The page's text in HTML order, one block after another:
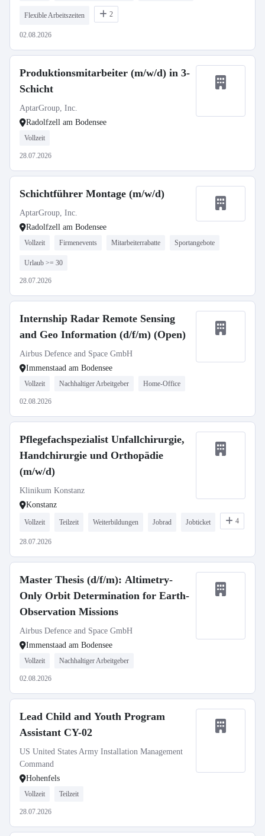
Flexible Arbeitszeiten 2
02.08.2026
Produktionsmitarbeiter (m/w/d) in 3-
Schicht
AptarGroup, Inc.
Radolfzell am Bodensee
Vollzeit
28.07.2026
Schichtführer Montage (m/w/d)
AptarGroup, Inc.
Radolfzell am Bodensee
Vollzeit Firmenevents Mitarbeiterrabatte Sportangebote
Urlaub >= 30
28.07.2026
Internship Radar Remote Sensing
and Geo Information (d/f/m) (Open)
Airbus Defence and Space GmbH
Immenstaad am Bodensee
Vollzeit Nachhaltiger Arbeitgeber Home-Office
02.08.2026
Pflegefachspezialist Unfallchirurgie,
Handchirurgie und Orthopädie
(m/w/d)
Klinikum Konstanz
Konstanz
Vollzeit Teilzeit Weiterbildungen Jobrad Jobticket 4
28.07.2026
Master Thesis (d/f/m): Altimetry-
Only Orbit Determination for Earth-
Observation Missions
Airbus Defence and Space GmbH
Immenstaad am Bodensee
Vollzeit Nachhaltiger Arbeitgeber
02.08.2026
Lead Child and Youth Program
Assistant CY-02
US United States Army Installation Management
Command
Hohenfels
Vollzeit Teilzeit
28.07.2026